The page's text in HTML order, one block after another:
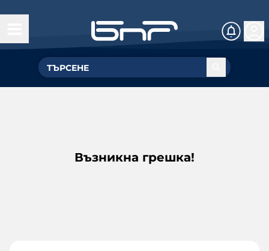
Възникна грешка!